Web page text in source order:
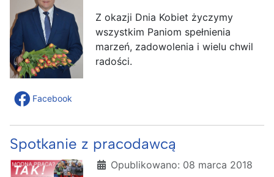
Z okazji Dnia Kobiet życzymy
wszystkim Paniom spełnienia
marzeń, zadowolenia i wielu chwil
radości.
Facebook
Spotkanie z pracodawcą
Szczegóły
Opublikowano: 08 marca 2018